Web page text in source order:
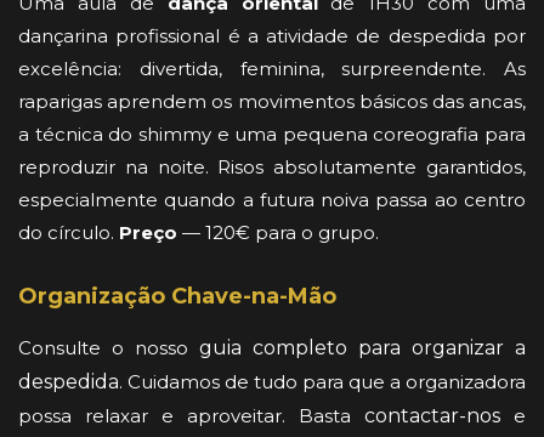
dançarina profissional é a atividade de despedida por
excelência: divertida, feminina, surpreendente. As
raparigas aprendem os movimentos básicos das ancas,
a técnica do shimmy e uma pequena coreografia para
reproduzir na noite. Risos absolutamente garantidos,
especialmente quando a futura noiva passa ao centro
do círculo. Preço — 120€ para o grupo.
Organização Chave-na-Mão
Consulte o nosso guia completo para organizar a
despedida. Cuidamos de tudo para que a organizadora
possa relaxar e aproveitar. Basta contactar-nos e